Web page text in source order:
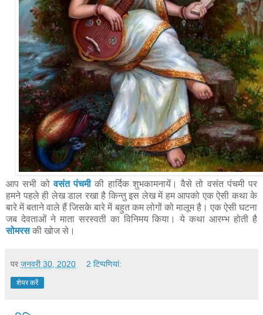
आप सभी कोवसंत पंचमीकी हार्दिक शुभकामनायें। वैसे तो वसंत पंचमी पर
हमने पहले ही लेख डाल रखा है किन्तु इस लेख में हम आपको एक ऐसी कथा के
बारे में बताने वाले हैं जिसके बारे में बहुत कम लोगों को मालूम है। एक ऐसी घटना
जब देवताओं ने माता सरस्वती का विनिमय किया। ये कथा आरम्भ होती है
सोमरसकी खोज से।
पर जनवरी 30, 2020 2 टिप्‍पणियां:
शेयर करें